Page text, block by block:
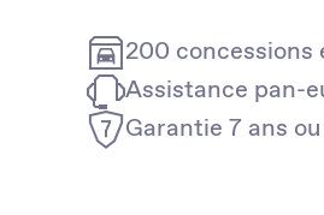
200 concessions
Assistance pan-
Garantie 7 ans